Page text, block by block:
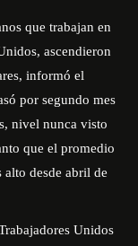
que trabajan en
ascendieron
informó el
por segundo mes
nivel nunca visto
que el promedio
alto desde abril de
Unidos